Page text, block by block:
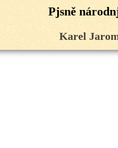
Pjsně
Karel